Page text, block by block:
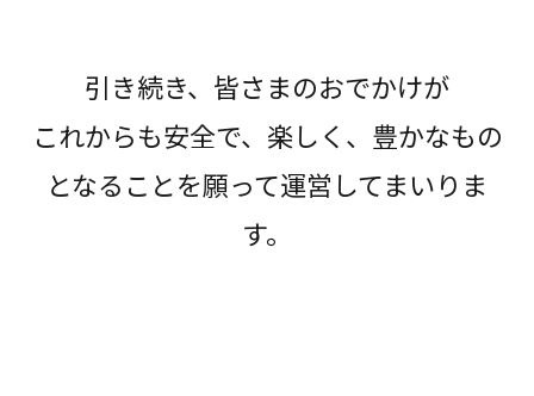
引き続き、皆さまのおでかけが
これからも安全で、楽しく、豊かなもの
となることを願って運営してまいりま
す。